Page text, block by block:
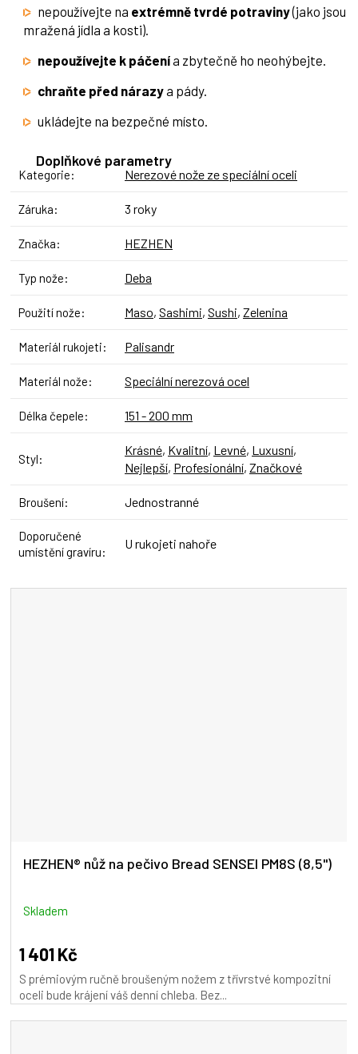
nepoužívejte na extrémně tvrdé potraviny(jako jsou
mražená jídla a kosti).
nepoužívejte k páčenía zbytečně ho neohýbejte.
chraňte před nárazya pády.
ukládejte na bezpečné místo.
Doplňkové parametry
Kategorie: Nerezové nože ze speciální oceli
Záruka: 3 roky
Značka: HEZHEN
Typ nože: Deba
Použití nože: Maso, Sashimi, Sushi, Zelenina
Materiál rukojeti: Palisandr
Materiál nože: Speciální nerezová ocel
Délka čepele: 151 - 200 mm
Styl:
Krásné, Kvalitní, Levné, Luxusní,
Nejlepší, Profesionální, Značkové
Broušení: Jednostranné
Doporučené
umístění gravíru:
U rukojeti nahoře
HEZHEN® nůž na pečivo Bread SENSEI PM8S (8,5")
Skladem
1 401 Kč
S prémiovým ručně broušeným nožem z třívrstvé kompozitní
oceli bude krájení váš denní chleba. Bez...